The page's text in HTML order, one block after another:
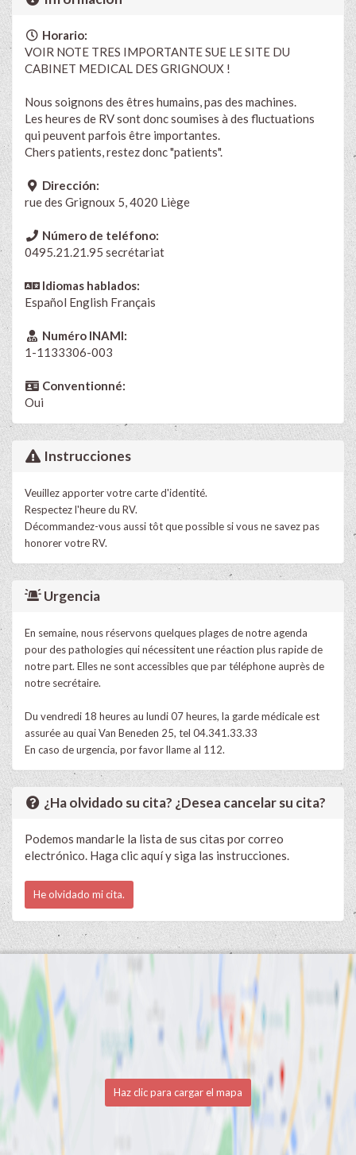
Horario:
VOIR NOTE TRES IMPORTANTE SUE LE SITE DU
CABINET MEDICAL DES GRIGNOUX !
Nous soignons des êtres humains, pas des machines.
Les heures de RV sont donc soumises à des fluctuations
qui peuvent parfois être importantes.
Chers patients, restez donc "patients".
Dirección:
rue des Grignoux 5, 4020 Liège
Número de teléfono:
0495.21.21.95 secrétariat
Idiomas hablados:
Español English Français
Numéro INAMI:
1-1133306-003
Conventionné:
Oui
Instrucciones
Veuillez apporter votre carte d'identité.
Respectez l'heure du RV.
Décommandez-vous aussi tôt que possible si vous ne savez pas
honorer votre RV.
Urgencia
En semaine, nous réservons quelques plages de notre agenda
pour des pathologies qui nécessitent une réaction plus rapide de
notre part. Elles ne sont accessibles que par téléphone auprès de
notre secrétaire.
Du vendredi 18 heures au lundi 07 heures, la garde médicale est
assurée au quai Van Beneden 25, tel 04.341.33.33
En caso de urgencia, por favor llame al 112.
¿Ha olvidado su cita? ¿Desea cancelar su cita?
Podemos mandarle la lista de sus citas por correo
electrónico. Haga clic aquí y siga las instrucciones.
He olvidado mi cita.
Haz clic para cargar el mapa